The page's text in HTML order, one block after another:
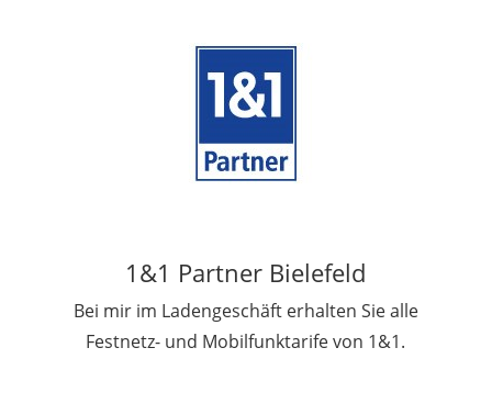
1&1 Partner Bielefeld
Bei mir im Ladengeschäft erhalten Sie alle
Festnetz- und Mobilfunktarife von 1&1.